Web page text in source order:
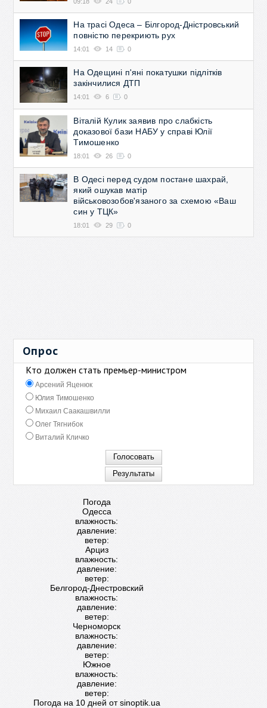
На трасі Одеса – Білгород-Дністровський
повністю перекриють рух
14:01 14 0
На Одещині п'яні покатушки підлітків
закінчилися ДТП
14:01 6 0
Віталій Кулик заявив про слабкість
доказової бази НАБУ у справі Юлії
Тимошенко
18:01 26 0
В Одесі перед судом постане шахрай,
який ошукав матір
військовозобов'язаного за схемою «Ваш
син у ТЦК»
18:01 29 0
Опрос
Кто должен стать премьер-министром
Арсений Яценюк
Юлия Тимошенко
Михаил Саакашвилли
Олег Тягнибок
Виталий Кличко
Погода
Одесса
влажность:
давление:
ветер:
Арциз
влажность:
давление:
ветер:
Белгород-Днестровский
влажность:
давление:
ветер:
Черноморск
влажность:
давление:
ветер:
Южное
влажность:
давление:
ветер:
Погода на 10 дней отsinoptik.ua